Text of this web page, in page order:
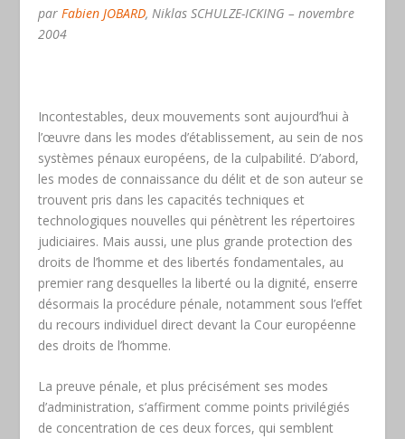
parFabien JOBARD, Niklas SCHULZE-ICKING – novembre
2004
Incontestables, deux mouvements sont aujourd’hui à
l’œuvre dans les modes d’établissement, au sein de nos
systèmes pénaux européens, de la culpabilité. D’abord,
les modes de connaissance du délit et de son auteur se
trouvent pris dans les capacités techniques et
technologiques nouvelles qui pénètrent les répertoires
judiciaires. Mais aussi, une plus grande protection des
droits de l’homme et des libertés fondamentales, au
premier rang desquelles la liberté ou la dignité, enserre
désormais la procédure pénale, notamment sous l’effet
du recours individuel direct devant la Cour européenne
des droits de l’homme.
La preuve pénale, et plus précisément ses modes
d’administration, s’affirment comme points privilégiés
de concentration de ces deux forces, qui semblent